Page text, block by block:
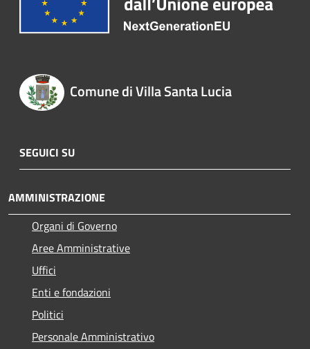
Comune di Villa Santa Lucia
SEGUICI SU
AMMINISTRAZIONE
Organi di Governo
Aree Amministrative
Uffici
Enti e fondazioni
Politici
Personale Amministrativo